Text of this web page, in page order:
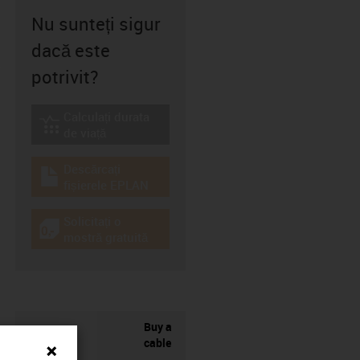
Nu sunteți sigur
dacă este
potrivit?
Buy a
cable